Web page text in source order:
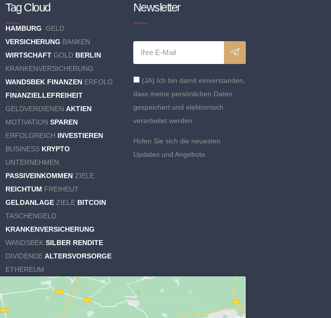
Tag Cloud
HAMBURG GELD
VERSICHERUNG BANKEN
WIRTSCHAFT GOLD BERLIN
KRANKENVERSICHERUNG
WANDSBEK FINANZEN ERFOLG
FINANZIELLEFREIHEIT
GELDVERDIENEN AKTIEN
MOTIVATION SPAREN
ERFOLGREICH INVESTIEREN
BUSINESS KRYPTO
UNTERNEHMEN
PASSIVEINKOMMEN ZIELE
REICHTUM FREIHEUT
GELDANLAGE ZIELE BITCOIN
TASCHENGELD
KRANKENVERSICHERUNG
WANDSBEK SILBER RENDITE
DIVIDENDE ALTERSVORSORGE
ETHEREUM
Newsletter
(JA) Ich bin damit einverstanden,
dass meine persönlichen Daten
gespeichert und elektronisch
verarbeitet werden.
Holen Sie sich die neuesten
Updates und Angebote.